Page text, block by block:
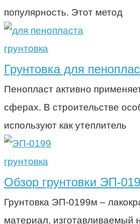
популярность. Этот метод
грунтовка
Грунтовка для
Пенопласт активно
сферах. В строительстве
используют как утеплитель
грунтовка
Обзор грунтовки ЭП-
Грунтовка ЭП-0199м –
материал, изготавливаемый